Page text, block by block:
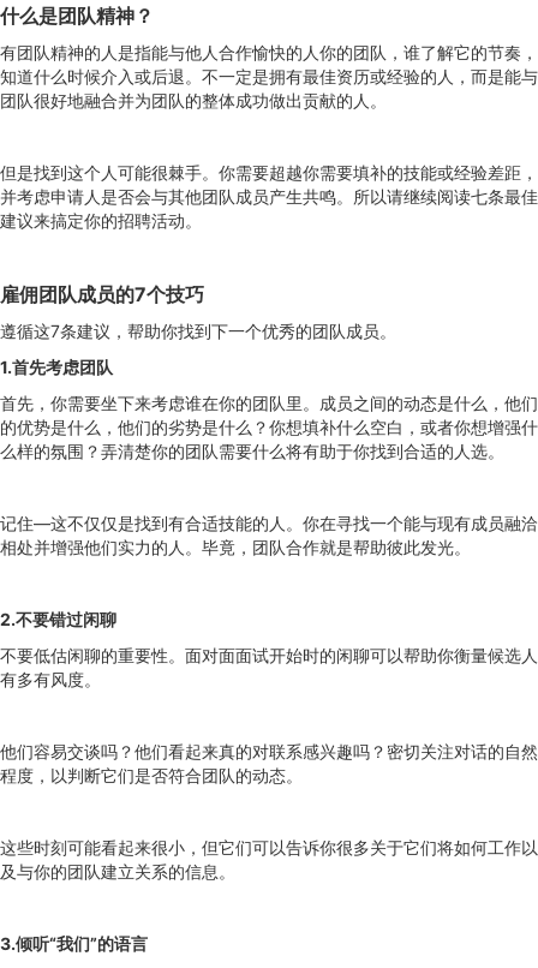
什么是团队精神？
有团队精神的人是指能与他人合作愉快的人你的团队，谁了解它的节奏，
知道什么时候介入或后退。不一定是拥有最佳资历或经验的人，而是能与
团队很好地融合并为团队的整体成功做出贡献的人。
但是找到这个人可能很棘手。你需要超越你需要填补的技能或经验差距，
并考虑申请人是否会与其他团队成员产生共鸣。所以请继续阅读七条最佳
建议来搞定你的招聘活动。
雇佣团队成员的7个技巧
遵循这7条建议，帮助你找到下一个优秀的团队成员。
1.首先考虑团队
首先，你需要坐下来考虑谁在你的团队里。成员之间的动态是什么，他们
的优势是什么，他们的劣势是什么？你想填补什么空白，或者你想增强什
么样的氛围？弄清楚你的团队需要什么将有助于你找到合适的人选。
记住—这不仅仅是找到有合适技能的人。你在寻找一个能与现有成员融洽
相处并增强他们实力的人。毕竟，团队合作就是帮助彼此发光。
2.不要错过闲聊
不要低估闲聊的重要性。面对面面试开始时的闲聊可以帮助你衡量候选人
有多有风度。
他们容易交谈吗？他们看起来真的对联系感兴趣吗？密切关注对话的自然
程度，以判断它们是否符合团队的动态。
这些时刻可能看起来很小，但它们可以告诉你很多关于它们将如何工作以
及与你的团队建立关系的信息。
3.倾听“我们”的语言